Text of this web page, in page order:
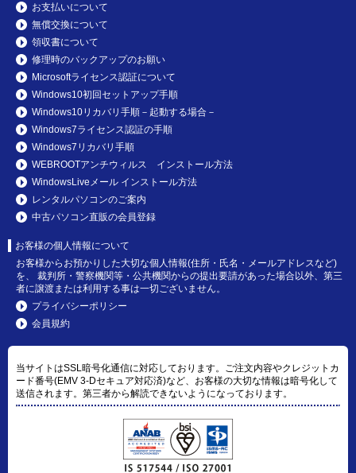
お支払いについて
無償交換について
領収書について
修理時のバックアップのお願い
Microsoftライセンス認証について
Windows10初回セットアップ手順
Windows10リカバリ手順－起動する場合－
Windows7ライセンス認証の手順
Windows7リカバリ手順
WEBROOTアンチウィルス インストール方法
WindowsLiveメール インストール方法
レンタルパソコンのご案内
中古パソコン直販の会員登録
お客様の個人情報について
お客様からお預かりした大切な個人情報(住所・氏名・メールアドレスなど)
を、 裁判所・警察機関等・公共機関からの提出要請があった場合以外、第三
者に譲渡または利用する事は一切ございません。
プライバシーポリシー
会員規約
当サイトはSSL暗号化通信に対応しております。ご注文内容やクレジットカ
ード番号(EMV 3-Dセキュア対応済)など、お客様の大切な情報は暗号化して
送信されます。第三者から解読できないようになっております。